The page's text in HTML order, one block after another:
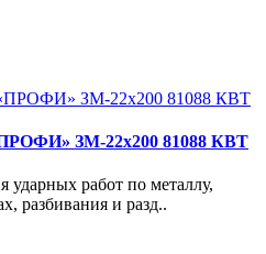
ЗМ-22x200 81088 КВТ
ударных работ по металлу,
разбивания и разд..